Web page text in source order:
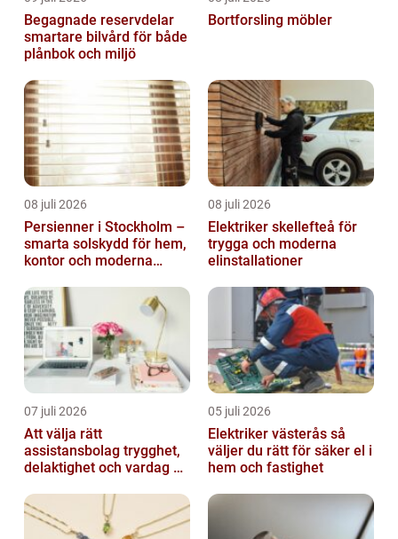
Begagnade reservdelar
smartare bilvård för både
plånbok och miljö
Bortforsling möbler
08 juli 2026
Persienner i Stockholm –
smarta solskydd för hem,
kontor och moderna
08 juli 2026
Elektriker skellefteå för
trygga och moderna
elinstallationer
07 juli 2026
Att välja rätt
assistansbolag trygghet,
delaktighet och vardag på
05 juli 2026
Elektriker västerås så
väljer du rätt för säker el i
hem och fastighet